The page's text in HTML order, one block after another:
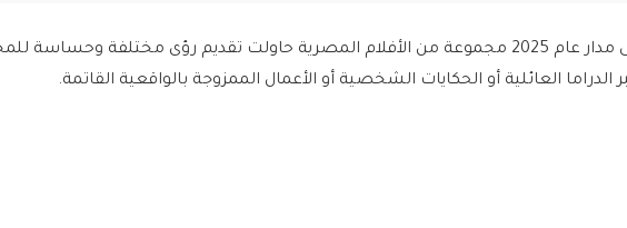
برزت على مدار عام 2025 مجموعة من الأفلام المصرية حاولت تقديم رؤى مختلفة وحساسة
الدراما العائلية أو الحكايات الشخصية أو الأعمال الممزوجة بالواقعية القاتمة.